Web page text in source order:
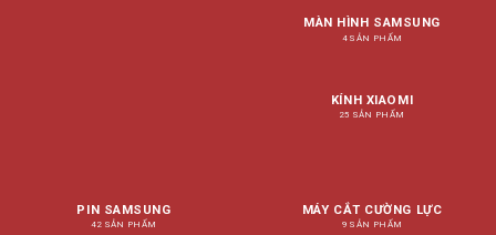
MÀN HÌNH SAMSUNG
4 SẢN PHẨM
KÍNH XIAOMI
25 SẢN PHẨM
PIN SAMSUNG
42 SẢN PHẨM
MÁY CẮT CƯỜNG LỰC
9 SẢN PHẨM